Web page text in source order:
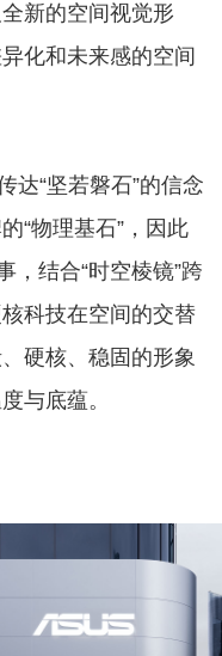
新的空间视觉形
化和未来感的空间
达“坚若磐石”的信念
“物理基石”，因此
，结合“时空棱镜”跨
科技在空间的交替
硬核、稳固的形象
与底蕴。